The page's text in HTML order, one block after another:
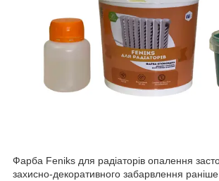
Фарба Feniks для радіаторів опалення
захисно-декоративного забарвлення